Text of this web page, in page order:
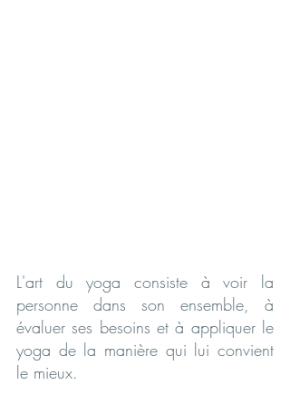
L'art du yoga consiste à voir la
personne dans son ensemble, à
évaluer ses besoins et à appliquer le
yoga de la manière qui lui convient
le mieux.